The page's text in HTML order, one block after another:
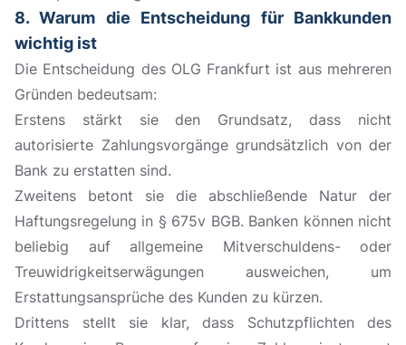
8. Warum die Entscheidung für Bankkunden
wichtig ist
Die Entscheidung des OLG Frankfurt ist aus mehreren
Gründen bedeutsam:
Erstens stärkt sie den Grundsatz, dass nicht
autorisierte Zahlungsvorgänge grundsätzlich von der
Bank zu erstatten sind.
Zweitens betont sie die abschließende Natur der
Haftungsregelung in § 675v BGB. Banken können nicht
beliebig auf allgemeine Mitverschuldens- oder
Treuwidrigkeitserwägungen ausweichen, um
Erstattungsansprüche des Kunden zu kürzen.
Drittens stellt sie klar, dass Schutzpflichten des